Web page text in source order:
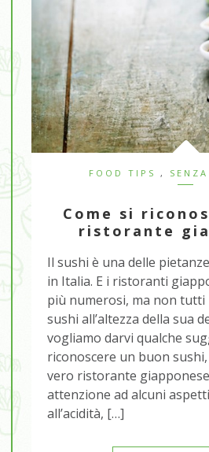
FOOD TIPS ,
Come si
ristorante
Il sushi è una delle
in Italia. E i ristoranti
più numerosi, ma non
sushi all’altezza della sua
vogliamo darvi qualche
riconoscere un buon
vero ristorante
attenzione ad alcuni
all’acidità, […]